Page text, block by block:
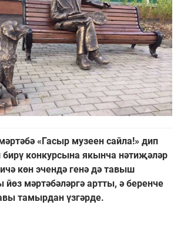
«Гасыр музеен сайла!» дип
конкурсына якынча нәтиҗәләр
көн эчендә генә дә тавыш
йөз мәртәбәләргә артты, ә беренче
тамырдан үзгәрде.